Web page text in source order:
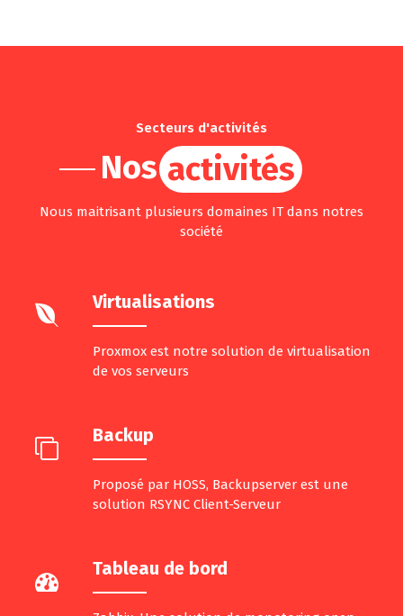
Secteurs d'activités
Nos activités
Nous maitrisant plusieurs domaines IT dans notres
société
Virtualisations
Proxmox est notre solution de virtualisation
de vos serveurs
Backup
Proposé par HOSS, Backupserver est une
solution RSYNC Client-Serveur
Tableau de bord